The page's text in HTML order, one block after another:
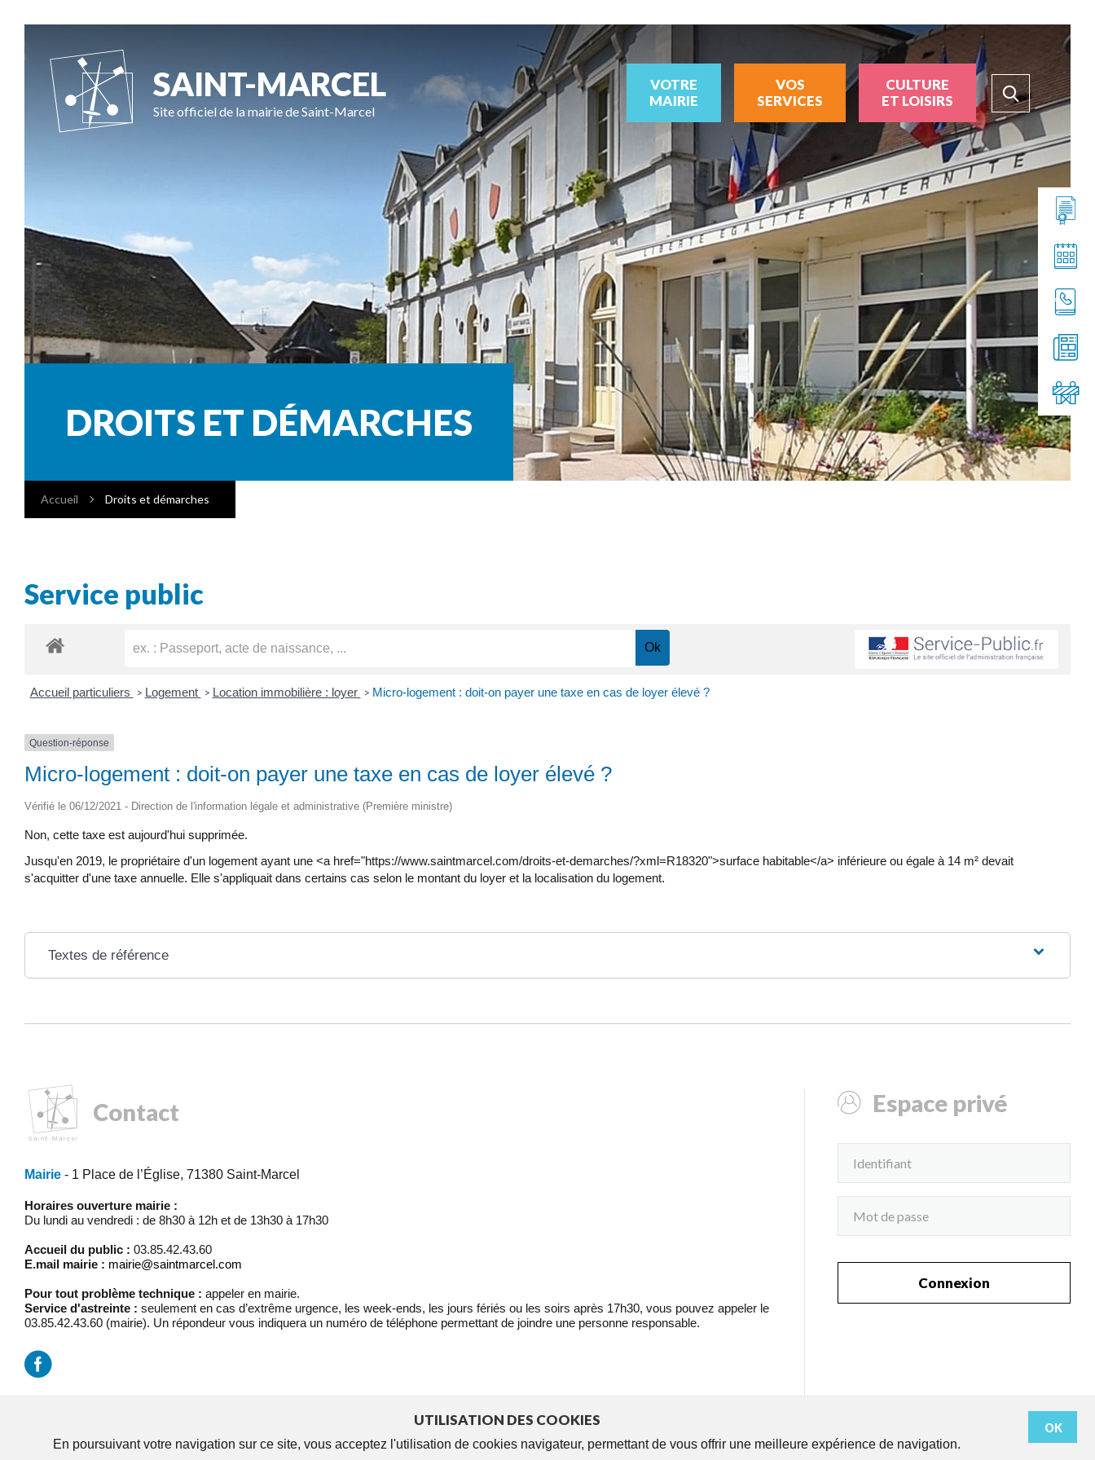
SAINT-MARCEL
Site officiel de la mairie de Saint-Marcel
VOTRE
MAIRIE
VOS
SERVICES
CULTURE
ET LOISIRS
DROITS ET DÉMARCHES
Accueil Droits et démarches
Service public
Accueil particuliers > Logement > Location immobilière : loyer > Micro-logement : doit-on payer une taxe en cas de loyer élevé ?
Question-réponse
Micro-logement : doit-on payer une taxe en cas de loyer élevé ?
Vérifié le 06/12/2021 - Direction de l'information légale et administrative (Première ministre)
Non, cette taxe est aujourd'hui supprimée.
Jusqu'en 2019, le propriétaire d'un logement ayant une <a href="https://www.saintmarcel.com/droits-et-demarches/?xml=R18320">surface habitable</a> inférieure ou égale à 14 m² devait
s'acquitter d'une taxe annuelle. Elle s'appliquait dans certains cas selon le montant du loyer et la localisation du logement.
Textes de référence
Contact
Mairie - 1 Place de l’Église, 71380 Saint-Marcel
Horaires ouverture mairie :
Du lundi au vendredi : de 8h30 à 12h et de 13h30 à 17h30
Accueil du public : 03.85.42.43.60
E.mail mairie : mairie@saintmarcel.com
Pour tout problème technique : appeler en mairie.
Service d'astreinte : seulement en cas d’extrême urgence, les week-ends, les jours fériés ou les soirs après 17h30, vous pouvez appeler le
03.85.42.43.60 (mairie). Un répondeur vous indiquera un numéro de téléphone permettant de joindre une personne responsable.
Espace privé
Connexion
OK
UTILISATION DES COOKIES
En poursuivant votre navigation sur ce site, vous acceptez l'utilisation de cookies navigateur, permettant de vous offrir une meilleure expérience de navigation.